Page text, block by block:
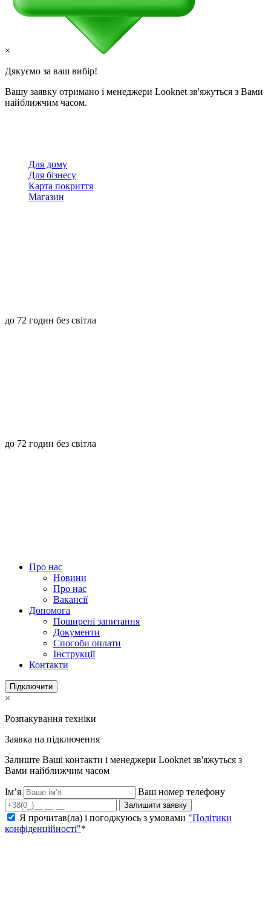
×
Дякуємо за ваш вибір!
Вашу заявку отримано і менеджери Looknet зв'яжуться з Вами
найближчим часом.
Для дому
Для бізнесу
Карта покриття
Магазин
до 72 годин без світла
до 72 годин без світла
Про нас
Новини
Про нас
Вакансії
Допомога
Поширені запитання
Документи
Способи оплати
Інструкції
Контакти
Підключити
×
Розпакування техніки
Заявка на підключення
Залиште Ваші контакти і менеджери Looknet зв'яжуться з
Вами найближчим часом
Ім’я Ваш номер телефону
Залишити заявку
Я прочитав(ла) і погоджуюсь з умовами "Політики
конфіденційності"*